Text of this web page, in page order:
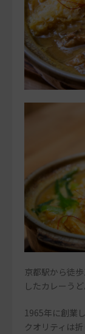
京都駅から徒
したカレーうど
1965年に創業
クオリティは